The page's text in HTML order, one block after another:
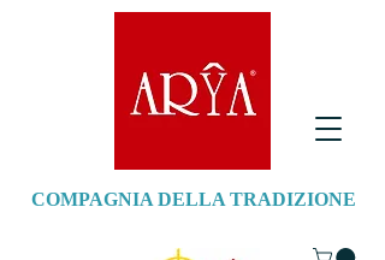
COMPAGNIA DELLA TRADIZIONE